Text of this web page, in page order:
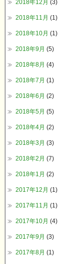
2018年12月 (3)
2018年11月 (1)
2018年10月 (1)
2018年9月 (5)
2018年8月 (4)
2018年7月 (1)
2018年6月 (2)
2018年5月 (5)
2018年4月 (2)
2018年3月 (3)
2018年2月 (7)
2018年1月 (2)
2017年12月 (1)
2017年11月 (1)
2017年10月 (4)
2017年9月 (3)
2017年8月 (1)